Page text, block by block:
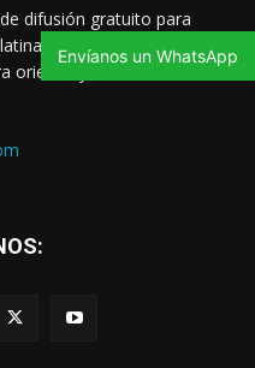
difusión gratuito para
las noticias de artes
oriental y contenido valioso
Envíanos un WhatsApp